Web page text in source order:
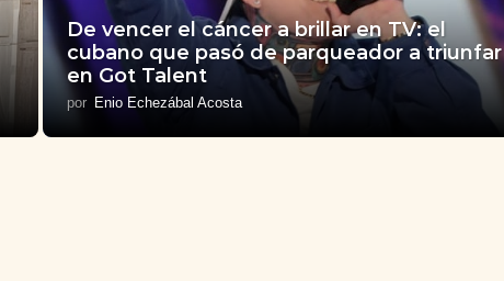
De vencer el cáncer a brillar en TV: el
cubano que pasó de parqueador a triunfar
en Got Talent
por Enio Echezábal Acosta